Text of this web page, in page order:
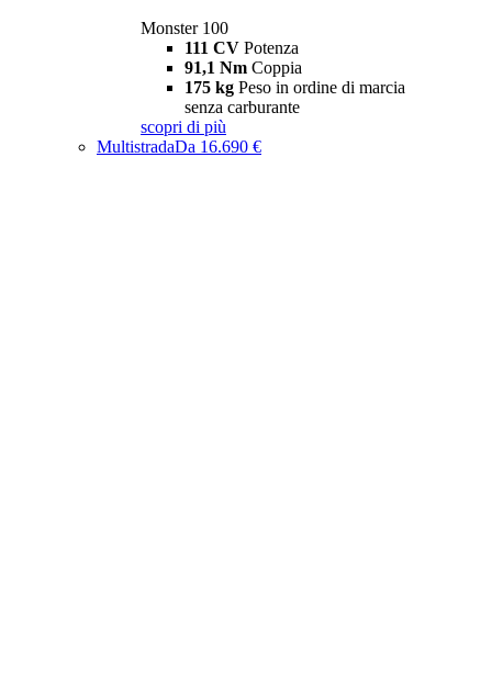
Monster 100
111 CV Potenza
91,1 Nm Coppia
175 kg Peso in ordine di marcia
senza carburante
scopri di più
MultistradaDa 16.690 €